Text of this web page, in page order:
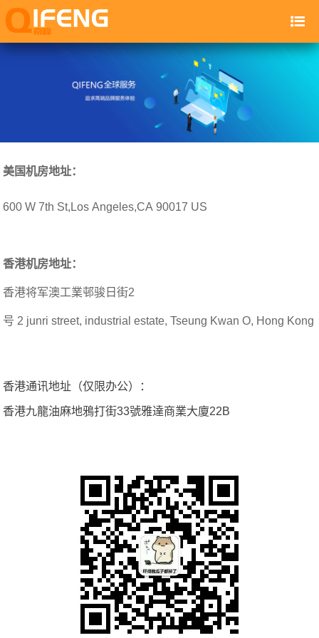
美国机房地址：
600 W 7th St,Los Angeles,CA 90017 US
香港机房地址：
香港将军澳工業邨骏日街2
号 2 junri street, industrial estate, Tseung Kwan O, Hong Kong
香港通讯地址（仅限办公）：
香港九龍油麻地鴉打街33號雅達商業大廈22B